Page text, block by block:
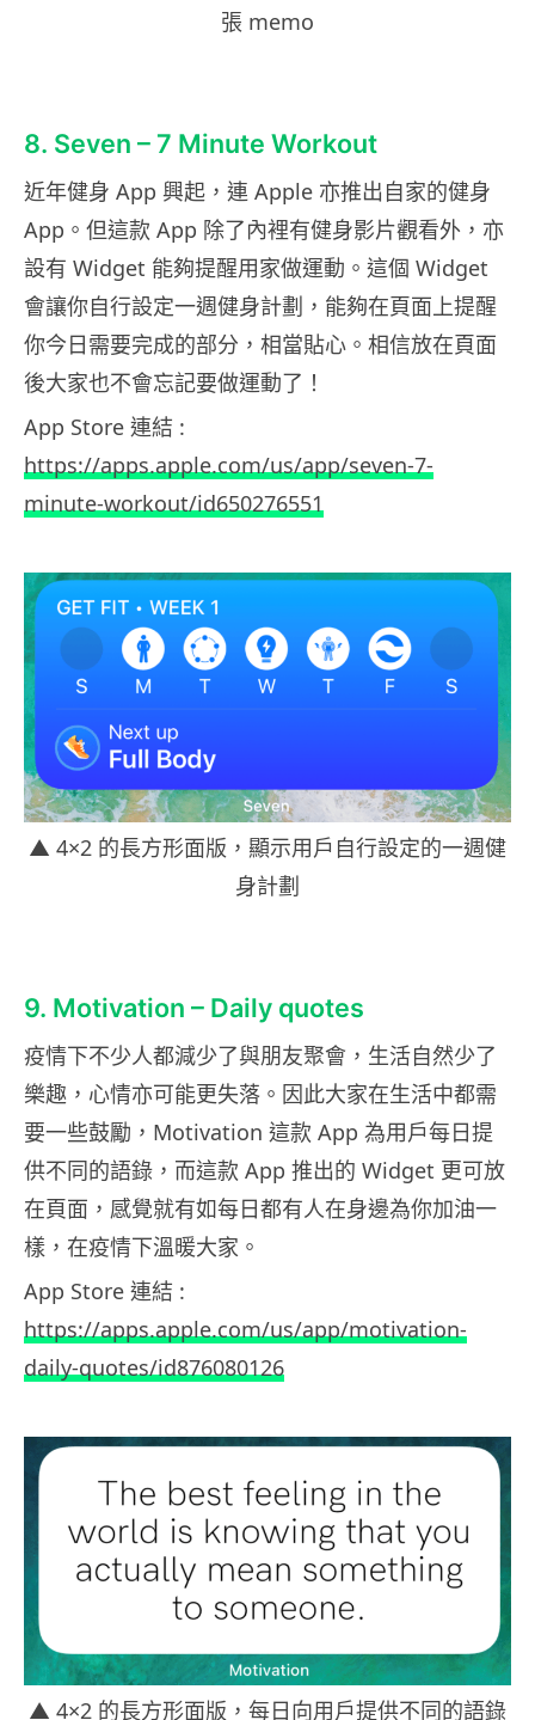
張 memo
8. Seven – 7 Minute Workout
近年健身 App 興起，連 Apple 亦推出自家的健身
App。但這款 App 除了內裡有健身影片觀看外，亦
設有 Widget 能夠提醒用家做運動。這個 Widget
會讓你自行設定一週健身計劃，能夠在頁面上提醒
你今日需要完成的部分，相當貼心。相信放在頁面
後大家也不會忘記要做運動了！
App Store 連結 :
https://apps.apple.com/us/app/seven-7-
minute-workout/id650276551
▲ 4×2 的長方形面版，顯示用戶自行設定的一週健
身計劃
9. Motivation – Daily quotes
疫情下不少人都減少了與朋友聚會，生活自然少了
樂趣，心情亦可能更失落。因此大家在生活中都需
要一些鼓勵，Motivation 這款 App 為用戶每日提
供不同的語錄，而這款 App 推出的 Widget 更可放
在頁面，感覺就有如每日都有人在身邊為你加油一
樣，在疫情下溫暖大家。
App Store 連結 :
https://apps.apple.com/us/app/motivation-
daily-quotes/id876080126
▲ 4×2 的長方形面版，每日向用戶提供不同的語錄